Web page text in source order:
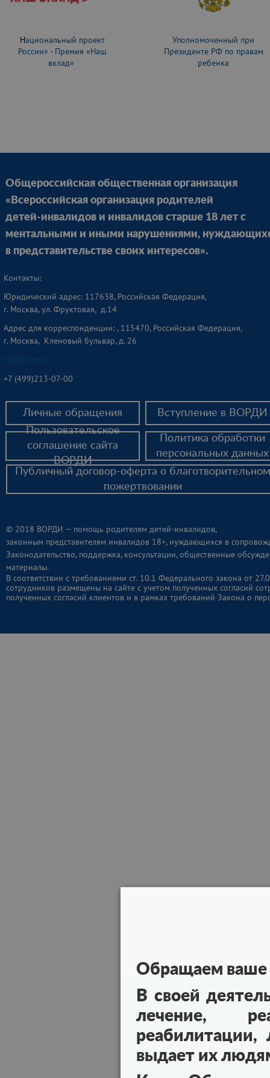
Уполномоченный при
Президенте РФ по правам
ребенка
Национальный проект
России» - Премия «Наш
вклад»
Общероссийская общественная организация
«Всероссийская организация родителей
детей-инвалидов и инвалидов старше 18 лет с
ментальными и иными нарушениями,
в представительстве своих интересов».
Контакты:
Юридический адрес: 117638, Российская Федерация,
г. Москва, ул. Фруктовая, д.14
Адрес для корреспонденции: , 115470, Российская Федерация,
г. Москва, Кленовый бульвар, д. 26
info@vordi.ru
+7 (499)213-07-00
Личные обращения
Вступление в ВОРДИ
Пользовательское
соглашение сайта
ВОРДИ
© 2018 ВОРДИ — помощь родителям детей-инвалидов,
законным представителям инвалидов 18+, нуждающихся в
Законодательство, поддержка, консультации, общественные
материалы.
Политика обработки
персональных данных
Публичный договор-оферта о благотворительном
пожертвовании
В соответствии с требованиями ст. 10.1 Федерального закона от
сотрудников размещены на сайте с учетом полученных согласий
полученных согласий клиентов и в рамках требований Закона о
Обращаем ваше
В своей
лечение,
реабилитации,
выдает их